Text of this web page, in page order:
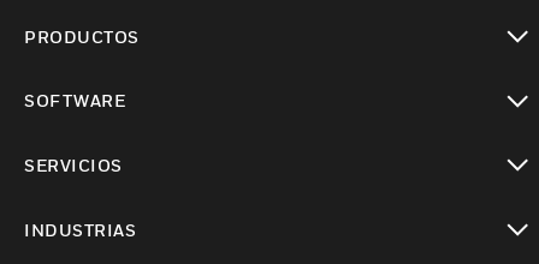
PRODUCTOS
SOFTWARE
SERVICIOS
INDUSTRIAS